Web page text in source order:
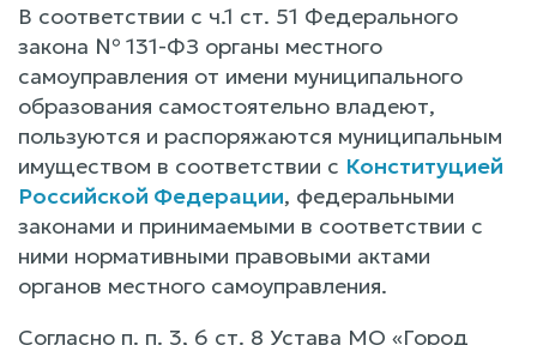
В соответствии с ч.1 ст. 51 Федерального
закона № 131-ФЗ органы местного
самоуправления от имени муниципального
образования самостоятельно владеют,
пользуются и распоряжаются муниципальным
имуществом в соответствии с Конституцией
Российской Федерации, федеральными
законами и принимаемыми в соответствии с
ними нормативными правовыми актами
органов местного самоуправления.
Согласно п. п. 3, 6 ст. 8 Устава МО «Город